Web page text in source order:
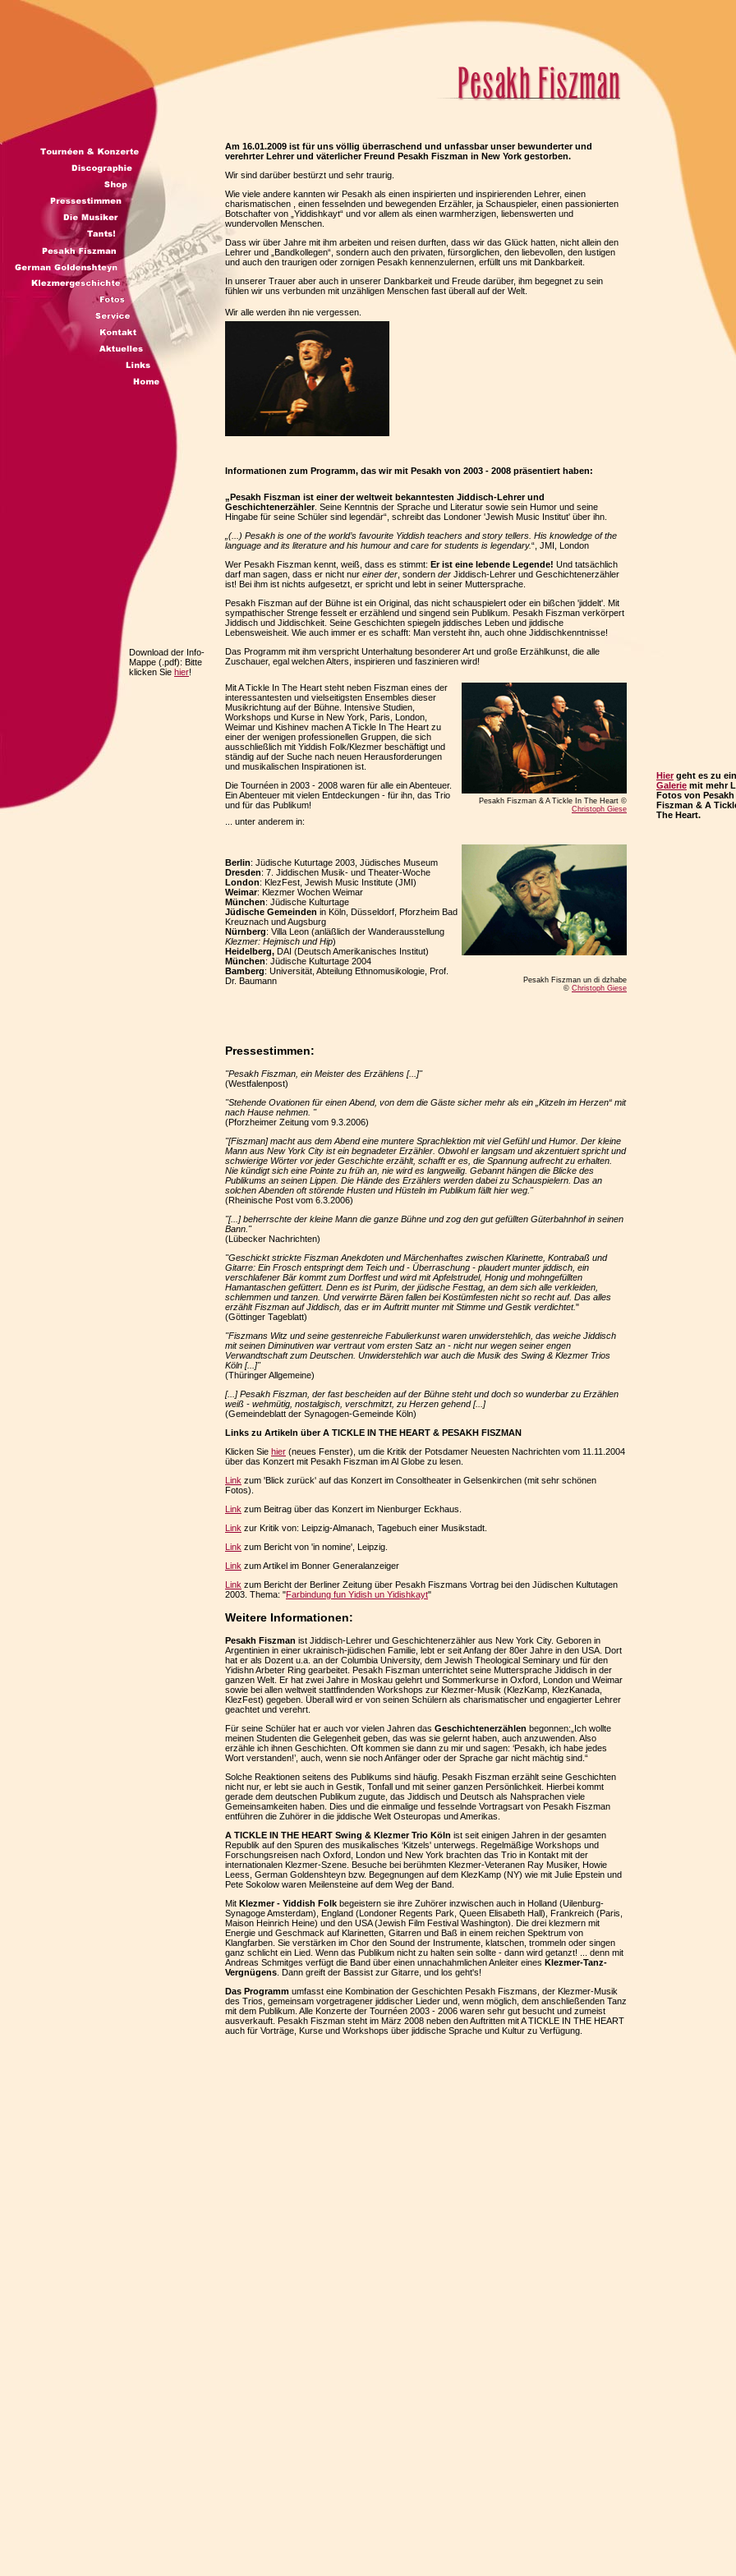
Hiergeht es zu
Galerie mit mehr
Fotos von Pesakh
Fiszman & A
The Heart.
Am 16.01.2009 ist für uns völlig überraschend und unfassbar unser bewunderter und
verehrter Lehrer und väterlicher Freund Pesakh Fiszman in New York gestorben.
Wir sind darüber bestürzt und sehr traurig.
Wie viele andere kannten wir Pesakh als einen inspirierten und inspirierenden Lehrer, einen
charismatischen , einen fesselnden und bewegenden Erzähler, ja Schauspieler, einen passionierten
Botschafter von „Yiddishkayt“ und vor allem als einen warmherzigen, liebenswerten und
wundervollen Menschen.
Dass wir über Jahre mit ihm arbeiten und reisen durften, dass wir das Glück hatten, nicht allein den
Lehrer und „Bandkollegen“, sondern auch den privaten, fürsorglichen, den liebevollen, den lustigen
und auch den traurigen oder zornigen Pesakh kennenzulernen, erfüllt uns mit Dankbarkeit.
In unserer Trauer aber auch in unserer Dankbarkeit und Freude darüber, ihm begegnet zu sein
fühlen wir uns verbunden mit unzähligen Menschen fast überall auf der Welt.
Wir alle werden ihn nie vergessen.
Informationen zum Programm, das wir mit Pesakh von 2003 - 2008 präsentiert haben:
„Pesakh Fiszman ist einer der weltweit bekanntesten Jiddisch-Lehrer und
Geschichtenerzähler. Seine Kenntnis der Sprache und Literatur sowie sein Humor und seine
Hingabe für seine Schüler sind legendär“, schreibt das Londoner 'Jewish Music Institut' über ihn.
„(...) Pesakh is one of the world’s favourite Yiddish teachers and story tellers. His knowledge of the
language and its literature and his humour and care for students is legendary.“, JMI, London
Wer Pesakh Fiszman kennt, weiß, dass es stimmt: Er ist eine lebende Legende! Und tatsächlich
darf man sagen, dass er nicht nur einer der , sondern der Jiddisch-Lehrer und Geschichtenerzähler
ist! Bei ihm ist nichts aufgesetzt, er spricht und lebt in seiner Muttersprache.
Pesakh Fiszman auf der Bühne ist ein Original, das nicht schauspielert oder ein bißchen 'jiddelt'. Mit
sympathischer Strenge fesselt er erzählend und singend sein Publikum. Pesakh Fiszman verkörpert
Jiddisch und Jiddischkeit. Seine Geschichten spiegeln jiddisches Leben und jiddische
Lebensweisheit. Wie auch immer er es schafft: Man versteht ihn, auch ohne Jiddischkenntnisse!
Das Programm mit ihm verspricht Unterhaltung besonderer Art und große Erzählkunst, die alle
Zuschauer, egal welchen Alters, inspirieren und faszinieren wird!
Mit A Tickle In The Heart steht neben Fiszman eines der
interessantesten und vielseitigsten Ensembles dieser
Musikrichtung auf der Bühne. Intensive Studien,
Workshops und Kurse in New York, Paris, London,
Weimar und Kishinev machen A Tickle In The Heart zu
einer der wenigen professionellen Gruppen, die sich
ausschließlich mit Yiddish Folk/Klezmer beschäftigt und
ständig auf der Suche nach neuen Herausforderungen
und musikalischen Inspirationen ist.
Die Tournéen in 2003 - 2008 waren für alle ein Abenteuer.
Ein Abenteuer mit vielen Entdeckungen - für ihn, das Trio
und für das Publikum!
Pesakh Fiszman & A Tickle In The Heart ©
Christoph Giese
... unter anderem in:
Berlin: Jüdische Kuturtage 2003, Jüdisches Museum
Dresden: 7. Jiddischen Musik- und Theater-Woche
London: KlezFest, Jewish Music Institute (JMI)
Weimar: Klezmer Wochen Weimar
München: Jüdische Kulturtage
Jüdische Gemeinden in Köln, Düsseldorf, Pforzheim Bad
Kreuznach und Augsburg
Nürnberg: Villa Leon (anläßlich der Wanderausstellung
Klezmer: Hejmisch und Hip)
Heidelberg, DAI (Deutsch Amerikanisches Institut)
München: Jüdische Kulturtage 2004
Bamberg: Universität, Abteilung Ethnomusikologie, Prof.
Dr. Baumann
Pesakh Fiszman un di dzhabe
© Christoph Giese
Pressestimmen:
"Pesakh Fiszman, ein Meister des Erzählens [...]"
(Westfalenpost)
"Stehende Ovationen für einen Abend, von dem die Gäste sicher mehr als ein „Kitzeln im Herzen“ mit
nach Hause nehmen. "
(Pforzheimer Zeitung vom 9.3.2006)
"[Fiszman] macht aus dem Abend eine muntere Sprachlektion mit viel Gefühl und Humor. Der kleine
Mann aus New York City ist ein begnadeter Erzähler. Obwohl er langsam und akzentuiert spricht und
schwierige Wörter vor jeder Geschichte erzählt, schafft er es, die Spannung aufrecht zu erhalten.
Nie kündigt sich eine Pointe zu früh an, nie wird es langweilig. Gebannt hängen die Blicke des
Publikums an seinen Lippen. Die Hände des Erzählers werden dabei zu Schauspielern. Das an
solchen Abenden oft störende Husten und Hüsteln im Publikum fällt hier weg."
(Rheinische Post vom 6.3.2006)
"[...] beherrschte der kleine Mann die ganze Bühne und zog den gut gefüllten Güterbahnhof in seinen
Bann."
(Lübecker Nachrichten)
"Geschickt strickte Fiszman Anekdoten und Märchenhaftes zwischen Klarinette, Kontrabaß und
Gitarre: Ein Frosch entspringt dem Teich und - Überraschung - plaudert munter jiddisch, ein
verschlafener Bär kommt zum Dorffest und wird mit Apfelstrudel, Honig und mohngefüllten
Hamantaschen gefüttert. Denn es ist Purim, der jüdische Festtag, an dem sich alle verkleiden,
schlemmen und tanzen. Und verwirrte Bären fallen bei Kostümfesten nicht so recht auf. Das alles
erzählt Fiszman auf Jiddisch, das er im Auftritt munter mit Stimme und Gestik verdichtet."
(Göttinger Tageblatt)
"Fiszmans Witz und seine gestenreiche Fabulierkunst waren unwiderstehlich, das weiche Jiddisch
mit seinen Diminutiven war vertraut vom ersten Satz an - nicht nur wegen seiner engen
Verwandtschaft zum Deutschen. Unwiderstehlich war auch die Musik des Swing & Klezmer Trios
Köln [...]"
(Thüringer Allgemeine)
[...] Pesakh Fiszman, der fast bescheiden auf der Bühne steht und doch so wunderbar zu Erzählen
weiß - wehmütig, nostalgisch, verschmitzt, zu Herzen gehend [...]
(Gemeindeblatt der Synagogen-Gemeinde Köln)
Links zu Artikeln über A TICKLE IN THE HEART & PESAKH FISZMAN
Klicken Sie hier (neues Fenster), um die Kritik der Potsdamer Neuesten Nachrichten vom 11.11.2004
über das Konzert mit Pesakh Fiszman im Al Globe zu lesen.
Link zum 'Blick zurück' auf das Konzert im Consoltheater in Gelsenkirchen (mit sehr schönen
Fotos).
Link zum Beitrag über das Konzert im Nienburger Eckhaus.
Link zur Kritik von: Leipzig-Almanach, Tagebuch einer Musikstadt.
Link zum Bericht von 'in nomine', Leipzig.
Link zum Artikel im Bonner Generalanzeiger
Link zum Bericht der Berliner Zeitung über Pesakh Fiszmans Vortrag bei den Jüdischen Kultutagen
2003. Thema: "Farbindung fun Yidish un Yidishkayt"
Weitere Informationen:
Pesakh Fiszman ist Jiddisch-Lehrer und Geschichtenerzähler aus New York City. Geboren in
Argentinien in einer ukrainisch-jüdischen Familie, lebt er seit Anfang der 80er Jahre in den USA. Dort
hat er als Dozent u.a. an der Columbia University, dem Jewish Theological Seminary und für den
Yidishn Arbeter Ring gearbeitet. Pesakh Fiszman unterrichtet seine Muttersprache Jiddisch in der
ganzen Welt. Er hat zwei Jahre in Moskau gelehrt und Sommerkurse in Oxford, London und Weimar
sowie bei allen weltweit stattfindenden Workshops zur Klezmer-Musik (KlezKamp, KlezKanada,
KlezFest) gegeben. Überall wird er von seinen Schülern als charismatischer und engagierter Lehrer
geachtet und verehrt.
Für seine Schüler hat er auch vor vielen Jahren das Geschichtenerzählen begonnen:„Ich wollte
meinen Studenten die Gelegenheit geben, das was sie gelernt haben, auch anzuwenden. Also
erzähle ich ihnen Geschichten. Oft kommen sie dann zu mir und sagen: ‘Pesakh, ich habe jedes
Wort verstanden!’, auch, wenn sie noch Anfänger oder der Sprache gar nicht mächtig sind.“
Solche Reaktionen seitens des Publikums sind häufig. Pesakh Fiszman erzählt seine Geschichten
nicht nur, er lebt sie auch in Gestik, Tonfall und mit seiner ganzen Persönlichkeit. Hierbei kommt
gerade dem deutschen Publikum zugute, das Jiddisch und Deutsch als Nahsprachen viele
Gemeinsamkeiten haben. Dies und die einmalige und fesselnde Vortragsart von Pesakh Fiszman
entführen die Zuhörer in die jiddische Welt Osteuropas und Amerikas.
A TICKLE IN THE HEART Swing & Klezmer Trio Köln ist seit einigen Jahren in der gesamten
Republik auf den Spuren des musikalisches ‘Kitzels' unterwegs. Regelmäßige Workshops und
Forschungsreisen nach Oxford, London und New York brachten das Trio in Kontakt mit der
internationalen Klezmer-Szene. Besuche bei berühmten Klezmer-Veteranen Ray Musiker, Howie
Leess, German Goldenshteyn bzw. Begegnungen auf dem KlezKamp (NY) wie mit Julie Epstein und
Pete Sokolow waren Meilensteine auf dem Weg der Band.
Mit Klezmer - Yiddish Folk begeistern sie ihre Zuhörer inzwischen auch in Holland (Uilenburg-
Synagoge Amsterdam), England (Londoner Regents Park, Queen Elisabeth Hall), Frankreich (Paris,
Maison Heinrich Heine) und den USA (Jewish Film Festival Washington). Die drei klezmern mit
Energie und Geschmack auf Klarinetten, Gitarren und Baß in einem reichen Spektrum von
Klangfarben. Sie verstärken im Chor den Sound der Instrumente, klatschen, trommeln oder singen
ganz schlicht ein Lied. Wenn das Publikum nicht zu halten sein sollte - dann wird getanzt! ... denn mit
Andreas Schmitges verfügt die Band über einen unnachahmlichen Anleiter eines Klezmer-Tanz-
Vergnügens . Dann greift der Bassist zur Gitarre, und los geht's!
Das Programm umfasst eine Kombination der Geschichten Pesakh Fiszmans, der Klezmer-Musik
des Trios, gemeinsam vorgetragener jiddischer Lieder und, wenn möglich, dem anschließenden Tanz
mit dem Publikum. Alle Konzerte der Tournéen 2003 - 2006 waren sehr gut besucht und zumeist
ausverkauft. Pesakh Fiszman steht im März 2008 neben den Auftritten mit A TICKLE IN THE HEART
auch für Vorträge, Kurse und Workshops über jiddische Sprache und Kultur zu Verfügung.
Download der Info-
Mappe (.pdf): Bitte
klicken Sie hier!